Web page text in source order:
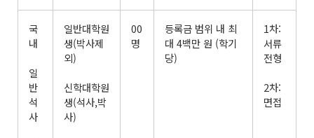
국
내
일
반
석
사
일반대학원
생(박사제
외)
신학대학원
생(석사,박
사)
00
명
등록금 범위 내 최
대 4백만 원 (학기
당)
1차:
서류
전형
2차:
면접